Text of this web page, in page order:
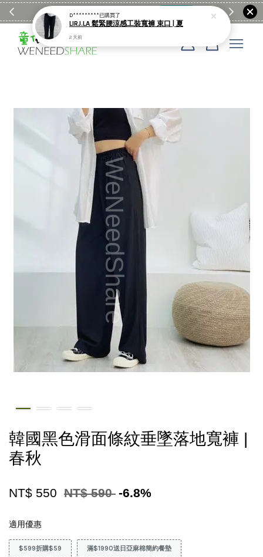
滿$1990送日亞麻棉簡約餐墊 童裝
韓國黑色滑面條紋垂墜落地寬褲 |
春秋
NT$ 550 NT$ 590 -6.8%
適用優惠
$599折購$59 滿$1990送日亞麻棉簡約餐墊
您的購物車目前還是空的。
D*********已購買了
LIRJ.LA 鬆緊腰涼感工裝寬褲 束口 | 夏
2 天前